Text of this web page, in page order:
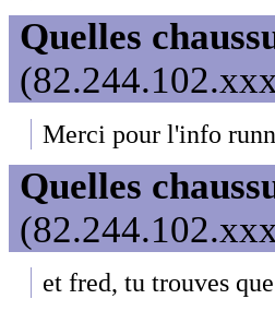
Quelles
Merci pour l'info
Quelles
et fred, tu trouves